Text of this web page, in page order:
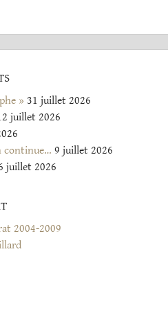
» 31 juillet 2026
juillet 2026
continue… 9 juillet 2026
juillet 2026
2004-2009